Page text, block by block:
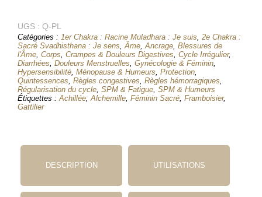
Féminin
Sacré
Pleine
Lune
UGS : Q-PL
Catégories : 1er Chakra : Racine Muladhara : Je suis, 2e Chakra :
Sacré Svadhisthana : Je sens,Âme,Ancrage, Blessures de
l'Âme, Corps, Crampes & Douleurs Digestives, Cycle Irrégulier,
Diarrhées, Douleurs Menstruelles, Gynécologie & Féminin,
Hypersensibilité, Ménopause & Humeurs, Protection,
Quintessences, Règles congestives, Règles hémorragiques,
Régularisation du cycle, SPM & Fatigue, SPM & Humeurs
Étiquettes :Achillée,Alchemille, Féminin Sacré, Framboisier,
Gattilier
DESCRIPTION UTILISATIONS